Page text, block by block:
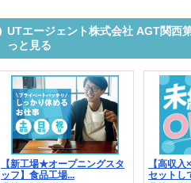
UTエージェント株式会社 AGT関西
っと見る
【新工場★オープニングスタ
ッフ】食品工場...
【高収
セットし